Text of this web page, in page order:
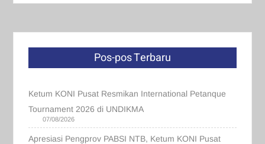
Pos-pos Terbaru
Ketum KONI Pusat Resmikan International Petanque
Tournament 2026 di UNDIKMA
07/08/2026
Apresiasi Pengprov PABSI NTB, Ketum KONI Pusat